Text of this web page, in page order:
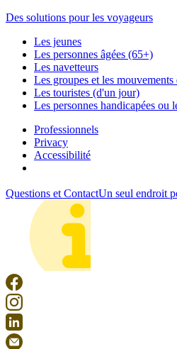
Des solutions pour les voyageurs
Les jeunes
Les personnes âgées (65+)
Les navetteurs
Les groupes et les mouvements
Les touristes (d'un jour)
Les personnes handicapées ou
Professionnels
Privacy
Accessibilité
Questions et ContactUn seul endroit